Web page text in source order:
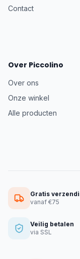
Contact
Over Piccolino
Over ons
Onze winkel
Alle producten
Gratis
vanaf €75
Veilig betalen
via SSL